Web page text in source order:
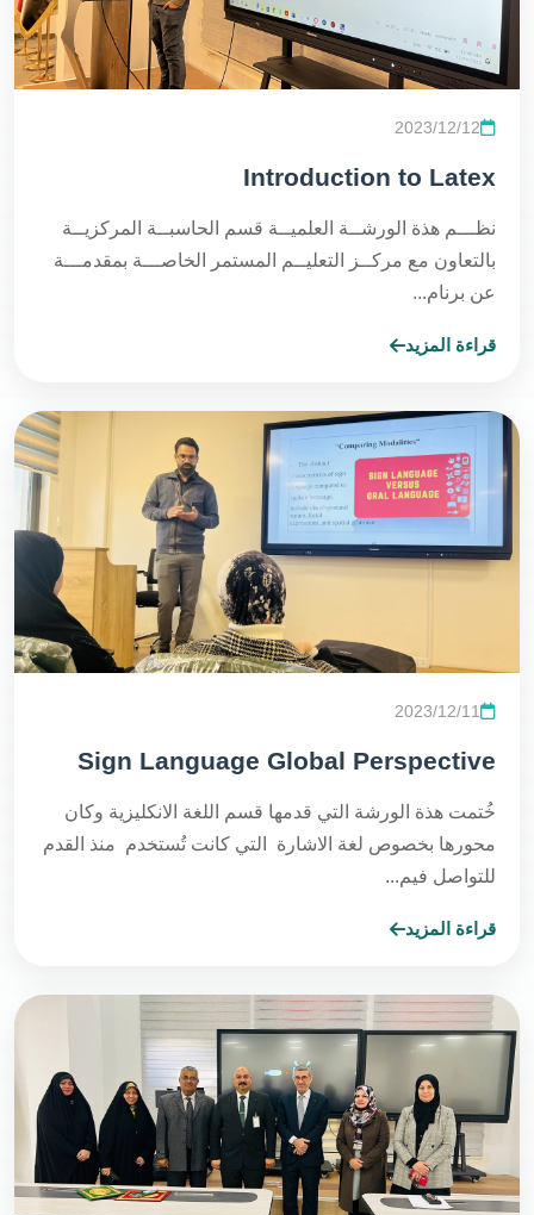
2023/12/12
Introduction to Latex
نظـــم هذة الورشــة العلميــة قسم الحاسبــة المركزيــة
بالتعاون مع مركــز التعليــم المستمر الخاصـــة بمقدمـــة
عن برنام...
قراءة المزيد
2023/12/11
Sign Language Global Perspective
خُتمت هذة الورشة التي قدمها قسم اللغة الانكليزية وكان
محورها بخصوص لغة الاشارة التي كانت تُستخدم منذ القدم
للتواصل فيم...
قراءة المزيد